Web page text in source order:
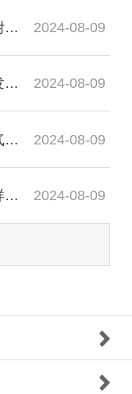
潜江 有机废气处理采用浓缩吸附净化装置简介 2024-08-09
潜江 废气处理设备是环保科技发展的推动力! 2024-08-09
潜江 废气处理设备如何完成废气处理 2024-08-09
潜江 等离子废气处理设备是怎样工作原理 2024-08-09